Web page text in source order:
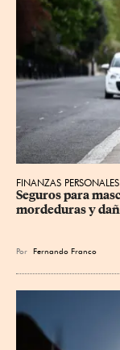
FINANZAS PERSONALES
Seguros para
mordeduras y
Por Fernando Franco